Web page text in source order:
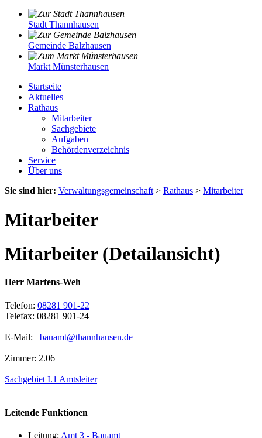
Stadt Thannhausen
Gemeinde Balzhausen
Markt Münsterhausen
Startseite
Aktuelles
Rathaus
Mitarbeiter
Sachgebiete
Aufgaben
Behördenverzeichnis
Service
Über uns
Sie sind hier: Verwaltungsgemeinschaft > Rathaus > Mitarbeiter
Mitarbeiter
Mitarbeiter (Detailansicht)
Herr Martens-Weh
Telefon: 08281 901-22
Telefax: 08281 901-24
E-Mail: bauamt@thannhausen.de
Zimmer: 2.06
Sachgebiet I.1 Amtsleiter
Leitende Funktionen
Leitung: Amt 3 - Bauamt